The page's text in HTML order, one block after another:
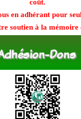
coût.
en adhérant pour
soutien à la mémoire